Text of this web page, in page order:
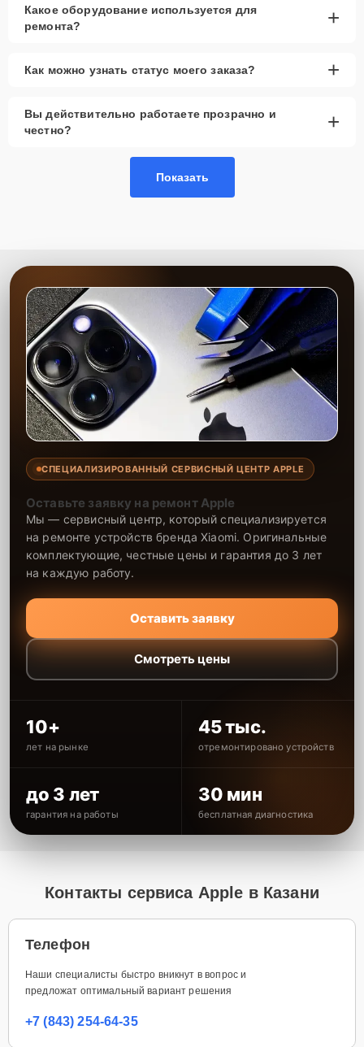
Какое оборудование используется для
ремонта?
+
Как можно узнать статус моего заказа? +
Вы действительно работаете прозрачно и
честно?
+
Показать
СПЕЦИАЛИЗИРОВАННЫЙ СЕРВИСНЫЙ ЦЕНТР APPLE
Оставьте заявку на ремонт Apple
Мы — сервисный центр, который специализируется
на ремонте устройств бренда Xiaomi. Оригинальные
комплектующие, честные цены и гарантия до 3 лет
на каждую работу.
Оставить заявку
Смотреть цены
10+
лет на рынке
45 тыс.
отремонтировано устройств
до 3 лет
гарантия на работы
30 мин
бесплатная диагностика
Контакты сервиса Apple в Казани
Телефон
Наши специалисты быстро вникнут в вопрос и
предложат оптимальный вариант решения
+7 (843) 254-64-35